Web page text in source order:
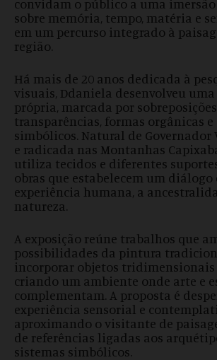
convidam o público a uma
sobre memória, tempo, matéria e
em um percurso integrado à
região.
Há mais de 20 anos dedicada à
visuais, Ddaniela desenvolveu
própria, marcada por
transparências, formas orgânicas
simbólicos. Natural de Governador
e radicada nas Montanhas
utiliza tecidos e diferentes
obras que estabelecem um diálogo
experiência humana, a
natureza.
A exposição reúne trabalhos que
possibilidades da pintura
incorporar objetos tridimensionais
criando um ambiente onde arte e
complementam. A proposta é
experiência sensorial e
aproximando o visitante de
de referências ligadas aos
sistemas simbólicos.